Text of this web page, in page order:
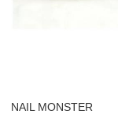
NAIL MONSTER